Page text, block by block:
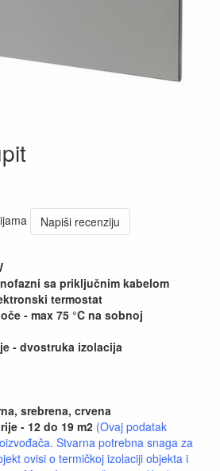
Napiši recenziju
sa priključnim kabelom
termostat
- max 75 °C na sobnoj
- dvostruka izolacija
srebrena, crvena
- 12 do 19 m2 (Ovaj podatak
Stvarna potrebna snaga za
ovisi o termičkoj izolaciji objekta i